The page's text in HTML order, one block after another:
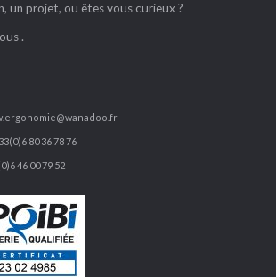
un projet, ou êtes vous curieux ?
.
80 36 78 76
00 79 52